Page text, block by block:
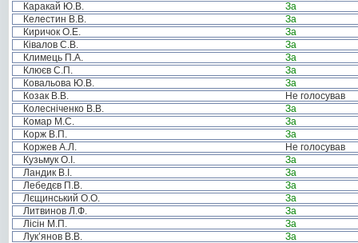
Каракай Ю.В.
За
Келестин В.В.
За
Киричок О.Е.
За
Ківалов С.В.
За
Климець П.А.
За
Клюєв С.П.
За
Ковальова Ю.В.
За
Козак В.В.
Не голосував
Колесніченко В.В.
За
Комар М.С.
За
Корж В.П.
За
Коржев А.Л.
Не голосував
Кузьмук О.І.
За
Ландик В.І.
За
Лебедєв П.В.
За
Лєщинський О.О.
За
Литвинов Л.Ф.
За
Лісін М.П.
За
Лук’янов В.В.
За